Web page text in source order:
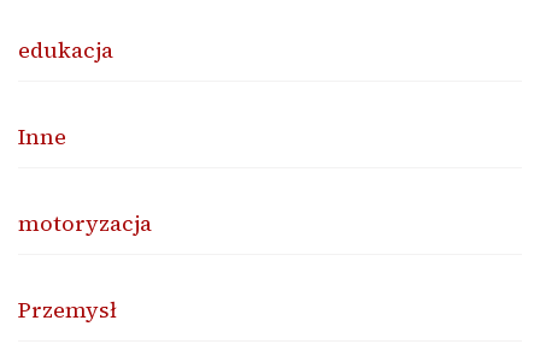
edukacja
Inne
motoryzacja
Przemysł